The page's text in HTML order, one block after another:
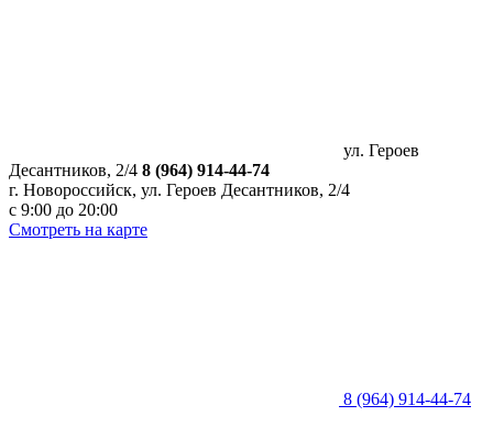
ул. Героев
Десантников, 2/4 8 (964) 914-44-74
г. Новороссийск, ул. Героев Десантников, 2/4
с 9:00 до 20:00
Смотреть на карте
8 (964) 914-44-74